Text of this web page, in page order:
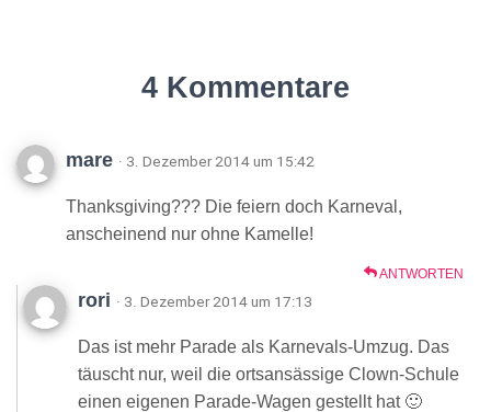
4 Kommentare
mare · 3. Dezember 2014 um 15:42
Thanksgiving??? Die feiern doch Karneval,
anscheinend nur ohne Kamelle!
ANTWORTEN
rori · 3. Dezember 2014 um 17:13
Das ist mehr Parade als Karnevals-Umzug. Das
täuscht nur, weil die ortsansässige Clown-Schule
einen eigenen Parade-Wagen gestellt hat 🙂